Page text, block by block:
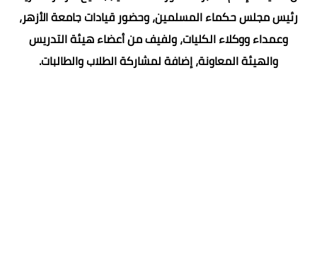
رئيس مجلس حكماء المسلمين، وحضور قيادات جامعة الأزهر،
وعمداء ووكلاء الكليات، ولفيف من أعضاء هيئة التدريس
والهيئة المعاونة، إضافة لمشاركة الطلاب والطالبات.